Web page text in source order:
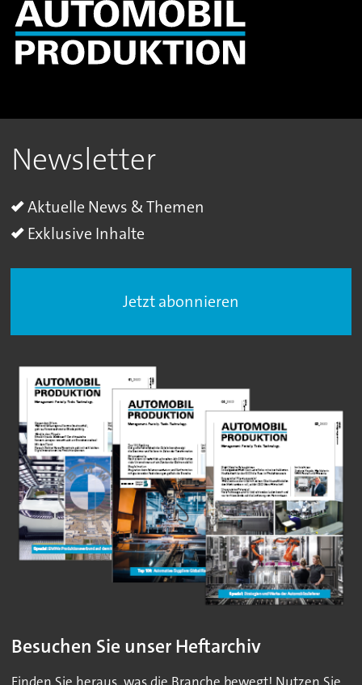
Newsletter
Aktuelle News & Themen
Exklusive Inhalte
Jetzt abonnieren
Besuchen Sie unser Heftarchiv
Finden Sie heraus, was die Branche bewegt! Nutzen Sie